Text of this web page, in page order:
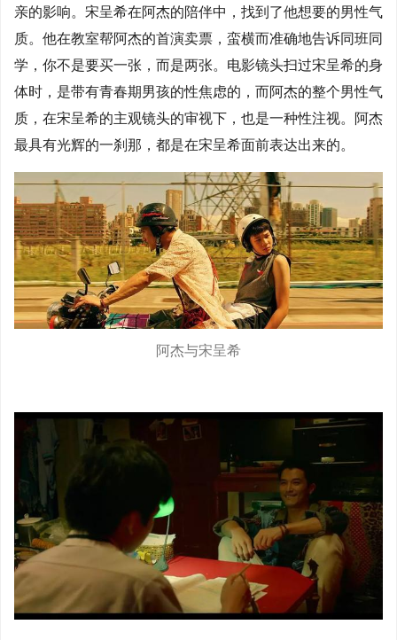
亲的影响。宋呈希在阿杰的陪伴中，找到了他想要的男性气
质。他在教室帮阿杰的首演卖票，蛮横而准确地告诉同班同
学，你不是要买一张，而是两张。电影镜头扫过宋呈希的身
体时，是带有青春期男孩的性焦虑的，而阿杰的整个男性气
质，在宋呈希的主观镜头的审视下，也是一种性注视。阿杰
最具有光辉的一刹那，都是在宋呈希面前表达出来的。
阿杰与宋呈希